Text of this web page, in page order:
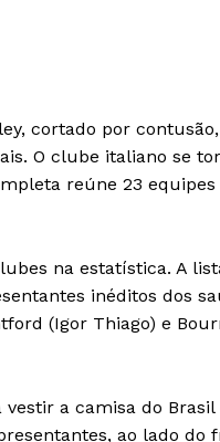
cortado por
O clube italiano se
reúne 23 equipes
na estatística. A
inéditos dos
(Igor Thiago) e
vestir a camisa do
ao lado do